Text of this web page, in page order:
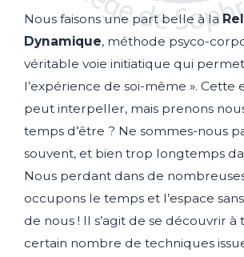
Nous faisons une part belle à la
Dynamique, méthode psyco-
véritable voie initiatique qui permet
l’expérience de soi-même ». Cette
peut interpeller, mais prenons
temps d’être ? Ne sommes-nous
souvent, et bien trop longtemps
Nous perdant dans de
occupons le temps et l’espace
de nous ! Il s’agit de se découvrir à
certain nombre de techniques